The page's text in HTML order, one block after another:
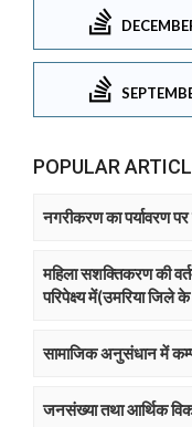
POPULAR
नगरीकरण का पर्यावरण पर
महिला सशक्तिकरण की
परिपेक्ष्य में(उमरिया जिले
सामाजिक अनुसंधान में
जनसंख्या तथा आर्थिक